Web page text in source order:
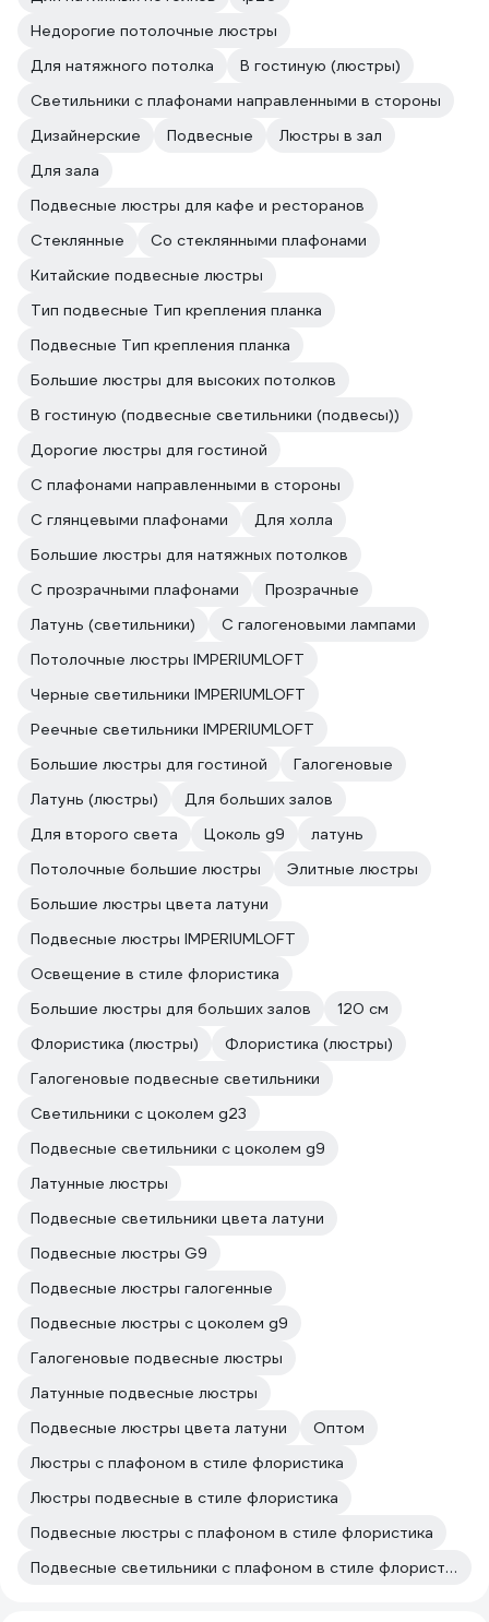
Недорогие потолочные люстры
Для натяжного потолка
В гостиную (люстры)
Светильники с плафонами направленными в стороны
Дизайнерские
Подвесные
Люстры в зал
Для зала
Подвесные люстры для кафе и ресторанов
Стеклянные
Со стеклянными плафонами
Китайские подвесные люстры
Тип подвесные Тип крепления планка
Подвесные Тип крепления планка
Большие люстры для высоких потолков
В гостиную (подвесные светильники (подвесы))
Дорогие люстры для гостиной
С плафонами направленными в стороны
С глянцевыми плафонами
Для холла
Большие люстры для натяжных потолков
С прозрачными плафонами
Прозрачные
Латунь (светильники)
С галогеновыми лампами
Потолочные люстры IMPERIUMLOFT
Черные светильники IMPERIUMLOFT
Реечные светильники IMPERIUMLOFT
Большие люстры для гостиной
Галогеновые
Латунь (люстры)
Для больших залов
Для второго света
Цоколь g9
латунь
Потолочные большие люстры
Элитные люстры
Большие люстры цвета латуни
Подвесные люстры IMPERIUMLOFT
Освещение в стиле флористика
Большие люстры для больших залов
120 см
Флористика (люстры)
Флористика (люстры)
Галогеновые подвесные светильники
Светильники с цоколем g23
Подвесные светильники с цоколем g9
Латунные люстры
Подвесные светильники цвета латуни
Подвесные люстры G9
Подвесные люстры галогенные
Подвесные люстры с цоколем g9
Галогеновые подвесные люстры
Латунные подвесные люстры
Подвесные люстры цвета латуни
Оптом
Люстры с плафоном в стиле флористика
Люстры подвесные в стиле флористика
Подвесные люстры с плафоном в стиле флористика
Подвесные светильники с плафоном в стиле флористика